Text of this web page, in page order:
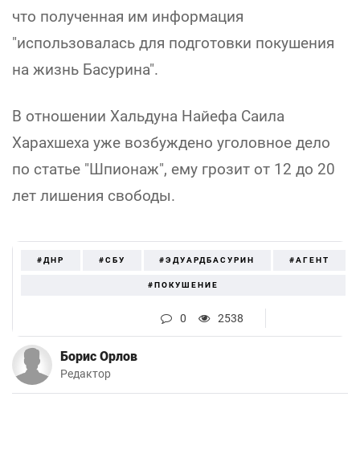
что полученная им информация
"использовалась для подготовки покушения
на жизнь Басурина".
В отношении Хальдуна Найефа Саила
Харахшеха уже возбуждено уголовное дело
по статье "Шпионаж", ему грозит от 12 до 20
лет лишения свободы.
#ДНР #СБУ #ЭДУАРДБАСУРИН #АГЕНТ
#ПОКУШЕНИЕ
0 2538
Борис Орлов
Редактор